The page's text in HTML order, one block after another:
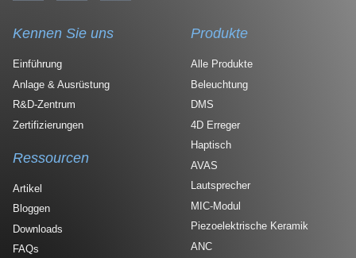
Kennen Sie uns
Einführung
Anlage & Ausrüstung
R&D-Zentrum
Zertifizierungen
Produkte
Alle Produkte
Beleuchtung
DMS
4D Erreger
Haptisch
AVAS
Lautsprecher
MIC-Modul
Piezoelektrische Keramik
ANC
Ressourcen
Artikel
Bloggen
Downloads
FAQs